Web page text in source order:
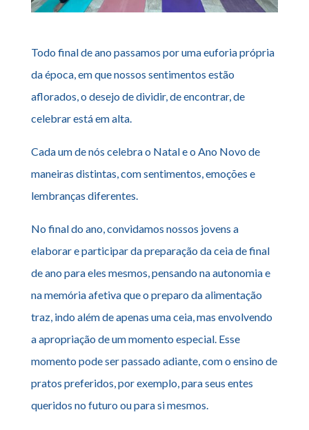
Todo final de ano passamos por uma euforia própria
da época, em que nossos sentimentos estão
aflorados, o desejo de dividir, de encontrar, de
celebrar está em alta.
Cada um de nós celebra o Natal e o Ano Novo de
maneiras distintas, com sentimentos, emoções e
lembranças diferentes.
No final do ano, convidamos nossos jovens a
elaborar e participar da preparação da ceia de final
de ano para eles mesmos, pensando na autonomia e
na memória afetiva que o preparo da alimentação
traz, indo além de apenas uma ceia, mas envolvendo
a apropriação de um momento especial. Esse
momento pode ser passado adiante, com o ensino de
pratos preferidos, por exemplo, para seus entes
queridos no futuro ou para si mesmos.